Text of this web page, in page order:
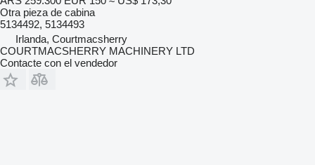
Otra pieza de cabina
5134492, 5134493
Irlanda, Courtmacsherry
COURTMACSHERRY MACHINERY LTD
Contacte con el vendedor